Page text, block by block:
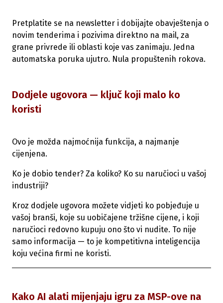
Pretplatite se na newsletter i dobijajte obavještenja o
novim tenderima i pozivima direktno na mail, za
grane privrede ili oblasti koje vas zanimaju. Jedna
automatska poruka ujutro. Nula propuštenih rokova.
Dodjele ugovora — ključ koji malo ko
koristi
Ovo je možda najmoćnija funkcija, a najmanje
cijenjena.
Ko je dobio tender? Za koliko? Ko su naručioci u vašoj
industriji?
Kroz dodjele ugovora možete vidjeti ko pobjeđuje u
vašoj branši, koje su uobičajene tržišne cijene, i koji
naručioci redovno kupuju ono što vi nudite. To nije
samo informacija — to je kompetitivna inteligencija
koju većina firmi ne koristi.
Kako AI alati mijenjaju igru za MSP-ove na